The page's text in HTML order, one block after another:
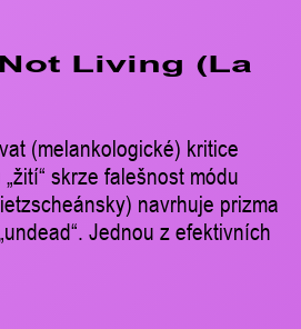
Living (La
(melankologické) kritice
skrze falešnost módu
navrhuje prizma
Jednou z efektivních